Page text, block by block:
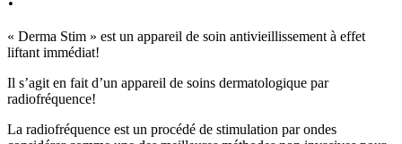
« Derma Stim » est un appareil de soin antivieillissement à effet
liftant immédiat!
Il s’agit en fait d’un appareil de soins dermatologique par
radiofréquence!
La radiofréquence est un procédé de stimulation par ondes